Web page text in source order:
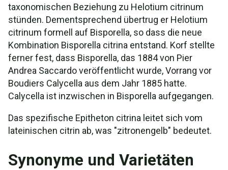
taxonomischen Beziehung zu Helotium citrinum
stünden. Dementsprechend übertrug er Helotium
citrinum formell auf Bisporella, so dass die neue
Kombination Bisporella citrina entstand. Korf stellte
ferner fest, dass Bisporella, das 1884 von Pier
Andrea Saccardo veröffentlicht wurde, Vorrang vor
Boudiers Calycella aus dem Jahr 1885 hatte.
Calycella ist inzwischen in Bisporella aufgegangen.
Das spezifische Epitheton citrina leitet sich vom
lateinischen citrin ab, was "zitronengelb" bedeutet.
Synonyme und Varietäten